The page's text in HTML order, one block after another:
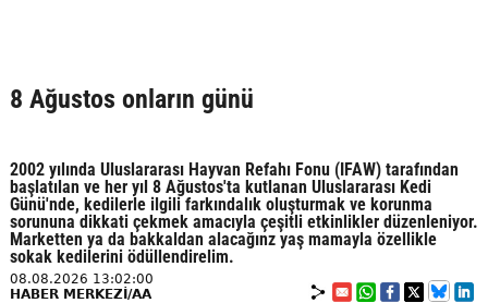
8 Ağustos onların günü
2002 yılında Uluslararası Hayvan Refahı Fonu (IFAW) tarafından
başlatılan ve her yıl 8 Ağustos'ta kutlanan Uluslararası Kedi
Günü'nde, kedilerle ilgili farkındalık oluşturmak ve korunma
sorununa dikkati çekmek amacıyla çeşitli etkinlikler düzenleniyor.
Marketten ya da bakkaldan alacağınz yaş mamayla özellikle
sokak kedilerini ödüllendirelim.
08.08.2026 13:02:00
HABER MERKEZİ/AA